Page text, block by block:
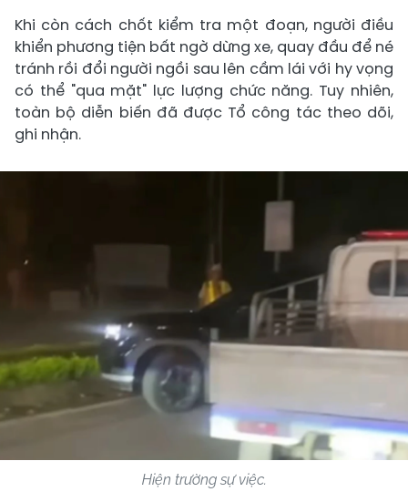
Khi còn cách chốt kiểm tra một đoạn, người điều
khiển phương tiện bất ngờ dừng xe, quay đầu để né
tránh rồi đổi người ngồi sau lên cầm lái với hy vọng
có thể "qua mặt" lực lượng chức năng. Tuy nhiên,
toàn bộ diễn biến đã được Tổ công tác theo dõi,
ghi nhận.
Hiện trường sự việc.